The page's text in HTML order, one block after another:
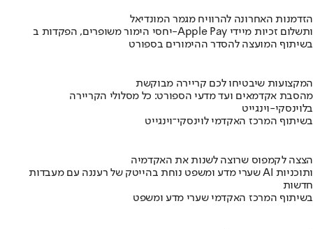
הזדמנות האחרונה להרוויח מגמר המונדיאל
יחסי הימור משופרים, הפקדות ב-Apple Pay ותשלום זכיות מיידי
בשיתוף המועצה להסדר ההימורים בספורט
המקצועות שיבטיחו לכם קריירה מבוקשת
מהסבת אקדמאים ועד מדעי הספורט: כל מסלולי הקריירה
בלוינסקי-וינגייט
בשיתוף המרכז האקדמי לוינסקי־וינגייט
הצצה לקמפוס שרוצה לשנות את האקדמיה
שערי מדע ומשפט נוחת בהייטק של רעננה עם מעבדות AI ותוכניות
חדשות
בשיתוף המרכז האקדמי שערי מדע ומשפט